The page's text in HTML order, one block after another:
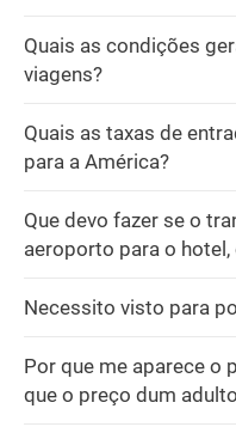
Quais as condições
viagens?
Quais as taxas de
para a América?
Que devo fazer se o
aeroporto para o hotel,
Necessito visto para
Por que me aparece o
que o preço dum